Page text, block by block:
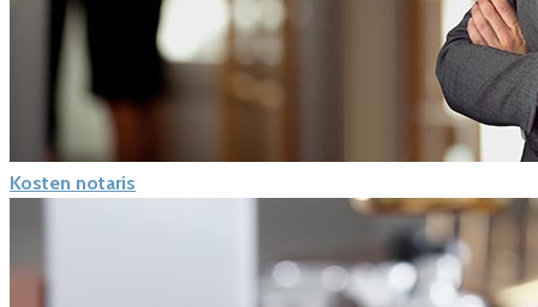
Kosten notaris